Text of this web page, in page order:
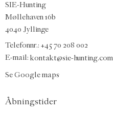
SIE-Hunting
Møllehaven 16b
4040 Jyllinge
Telefonnr.: +45 70 208 002
E-mail: kontakt@sie-hunting.com
Se Google maps
Åbningstider